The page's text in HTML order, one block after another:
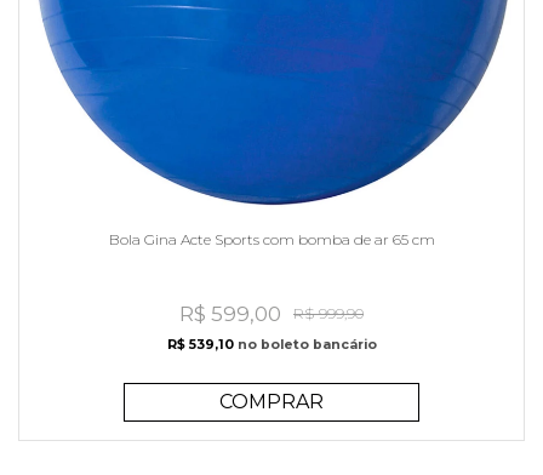
Bola Gina Acte Sports com bomba de ar 65 cm
R$ 599,00 R$ 999,90
R$ 539,10no boleto bancário
COMPRAR